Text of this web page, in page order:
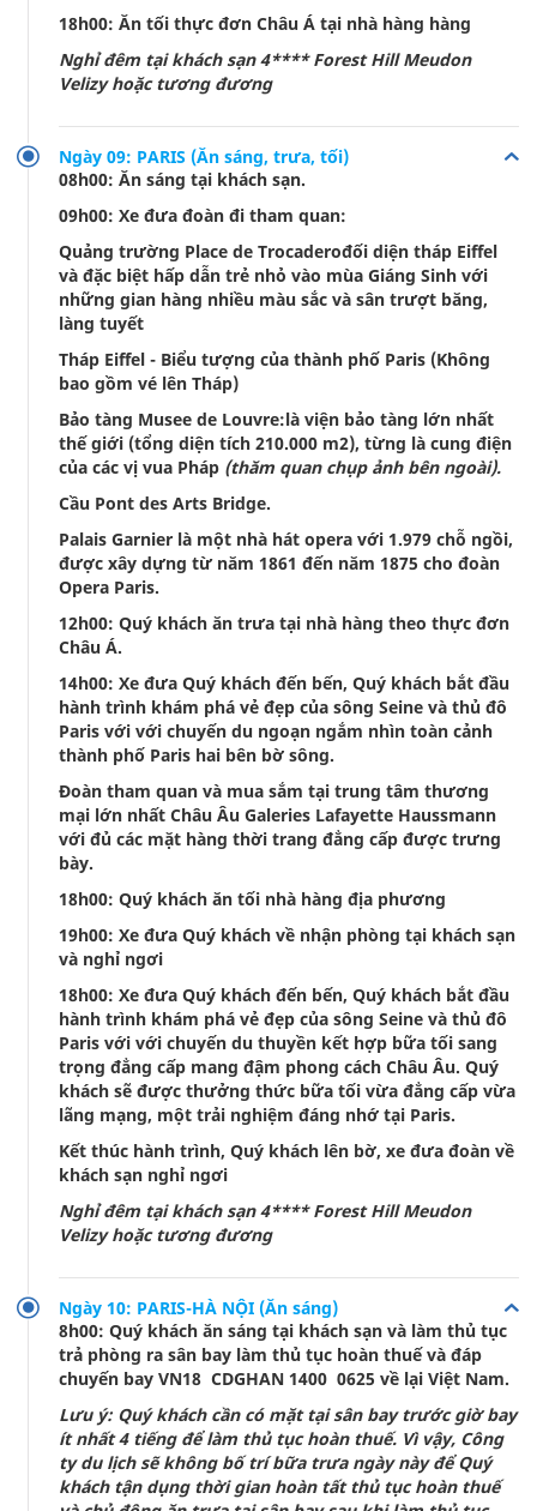
18h00: Ăn tối thực đơn Châu Á tại nhà hàng hàng
Nghỉ đêm tại khách sạn 4**** Forest Hill Meudon
Velizy hoặc tương đương
Ngày 09: PARIS (Ăn sáng, trưa, tối)
08h00: Ăn sáng tại khách sạn.
09h00: Xe đưa đoàn đi tham quan:
Quảng trường Place de Trocaderođối diện tháp Eiffel
và đặc biệt hấp dẫn trẻ nhỏ vào mùa Giáng Sinh với
những gian hàng nhiều màu sắc và sân trượt băng,
làng tuyết
Tháp Eiffel - Biểu tượng của thành phố Paris (Không
bao gồm vé lên Tháp)
Bảo tàng Musee de Louvre:là viện bảo tàng lớn nhất
thế giới (tổng diện tích 210.000 m2), từng là cung điện
của các vị vua Pháp (thăm quan chụp ảnh bên ngoài).
Cầu Pont des Arts Bridge.
Palais Garnier là một nhà hát opera với 1.979 chỗ ngồi,
được xây dựng từ năm 1861 đến năm 1875 cho đoàn
Opera Paris.
12h00: Quý khách ăn trưa tại nhà hàng theo thực đơn
Châu Á.
14h00: Xe đưa Quý khách đến bến, Quý khách bắt đầu
hành trình khám phá vẻ đẹp của sông Seine và thủ đô
Paris với với chuyến du ngoạn ngắm nhìn toàn cảnh
thành phố Paris hai bên bờ sông.
Đoàn tham quan và mua sắm tại trung tâm thương
mại lớn nhất Châu Âu Galeries Lafayette Haussmann
với đủ các mặt hàng thời trang đẳng cấp được trưng
bày.
18h00: Quý khách ăn tối nhà hàng địa phương
19h00: Xe đưa Quý khách về nhận phòng tại khách sạn
và nghỉ ngơi
18h00: Xe đưa Quý khách đến bến, Quý khách bắt đầu
hành trình khám phá vẻ đẹp của sông Seine và thủ đô
Paris với với chuyến du thuyền kết hợp bữa tối sang
trọng đẳng cấp mang đậm phong cách Châu Âu. Quý
khách sẽ được thưởng thức bữa tối vừa đẳng cấp vừa
lãng mạng, một trải nghiệm đáng nhớ tại Paris.
Kết thúc hành trình, Quý khách lên bờ, xe đưa đoàn về
khách sạn nghỉ ngơi
Nghỉ đêm tại khách sạn 4**** Forest Hill Meudon
Velizy hoặc tương đương
Ngày 10: PARIS-HÀ NỘI (Ăn sáng)
8h00: Quý khách ăn sáng tại khách sạn và làm thủ tục
trả phòng ra sân bay làm thủ tục hoàn thuế và đáp
chuyến bay VN18 CDGHAN 1400 0625 về lại Việt Nam.
Lưu ý: Quý khách cần có mặt tại sân bay trước giờ bay
ít nhất 4 tiếng để làm thủ tục hoàn thuế. Vì vậy, Công
ty du lịch sẽ không bố trí bữa trưa ngày này để Quý
khách tận dụng thời gian hoàn tất thủ tục hoàn thuế